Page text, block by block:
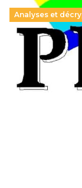
Analyses et
Hongrie : du
éducatives,
25 juin 2026
En Hongrie, le
Tisza "Respect
contre le